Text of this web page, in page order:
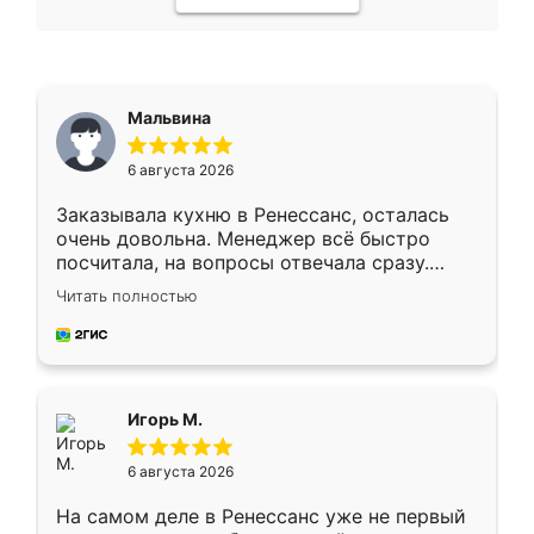
Мальвина
6 августа 2026
Заказывала кухню в Ренессанс, осталась
очень довольна. Менеджер всё быстро
посчитала, на вопросы отвечала сразу.
Замерщик приехал в субботу, подошёл к
делу со всей ответственностью. Собрали
за день, ребята работали аккуратно, даже
Читать полностью
Игорь М.
6 августа 2026
На самом деле в Ренессанс уже не первый